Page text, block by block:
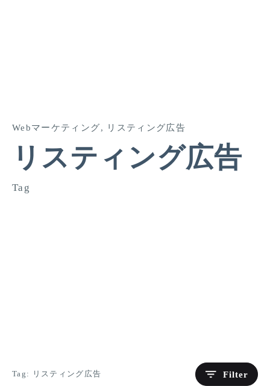
Webマーケティング リスティング広告
リスティング広告
Tag
Tag: リスティング広告 Filter